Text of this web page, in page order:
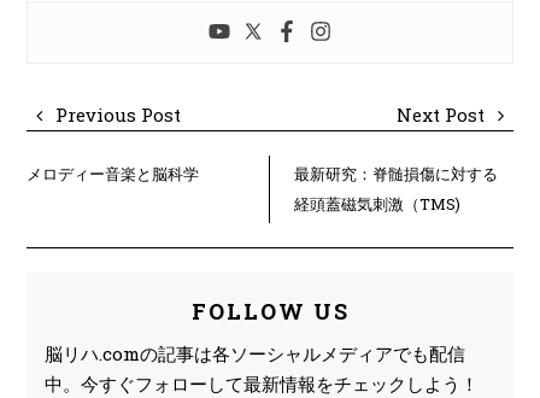
Previous Post Next Post
メロディー音楽と脳科学
最新研究：脊髄損傷に対する
経頭蓋磁気刺激（TMS)
FOLLOW US
脳リハ.comの記事は各ソーシャルメディアでも配信
中。今すぐフォローして最新情報をチェックしよう！